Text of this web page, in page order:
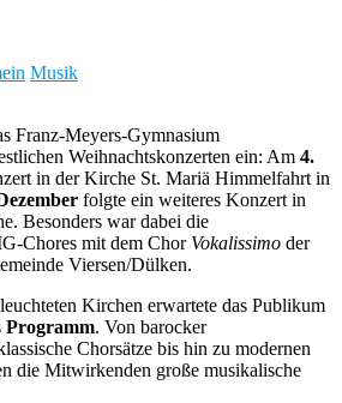
Musik
Franz-Meyers-Gymnasium
Weihnachtskonzerten ein: Am 4.
in der Kirche St. Mariä Himmelfahrt in
folgte ein weiteres Konzert in
Besonders war dabei die
Chores mit dem Chor Vokalissimo der
Viersen/Dülken.
Kirchen erwartete das Publikum
Programm. Von barocker
Chorsätze bis hin zu modernen
die Mitwirkenden große musikalische